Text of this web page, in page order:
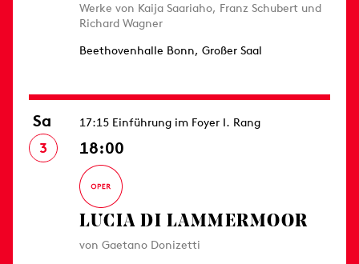
Werke von Kaija Saariaho, Franz Schubert und
Richard Wagner
Beethovenhalle Bonn, Großer Saal
Sa
3
17:15 Einführung im Foyer I. Rang
18:00
LUCIA DI LAMMERMOOR
von Gaetano Donizetti